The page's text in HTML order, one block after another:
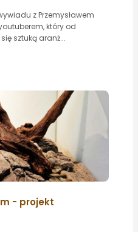
z Przemysławem
który od
sztuką aranż...
- projekt